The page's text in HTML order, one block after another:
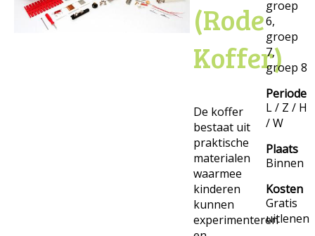
(Rode
Koffer)
De koffer
bestaat uit
praktische
materialen
waarmee
kinderen
kunnen
experimenteren
groep
6,
groep
7,
groep 8
Periode
L / Z / H
/ W
Plaats
Binnen
Kosten
Gratis
uitlenen